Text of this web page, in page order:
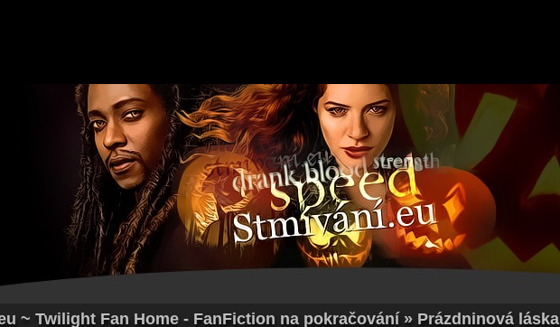
~ Twilight Fan Home - FanFiction na pokračování » Prázdninová láska